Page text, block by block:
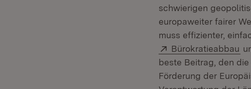
schwierigen
europaweiter fairer
muss effizienter,
Extern:
Bürokratieabbau
beste Beitrag, den
Förderung der